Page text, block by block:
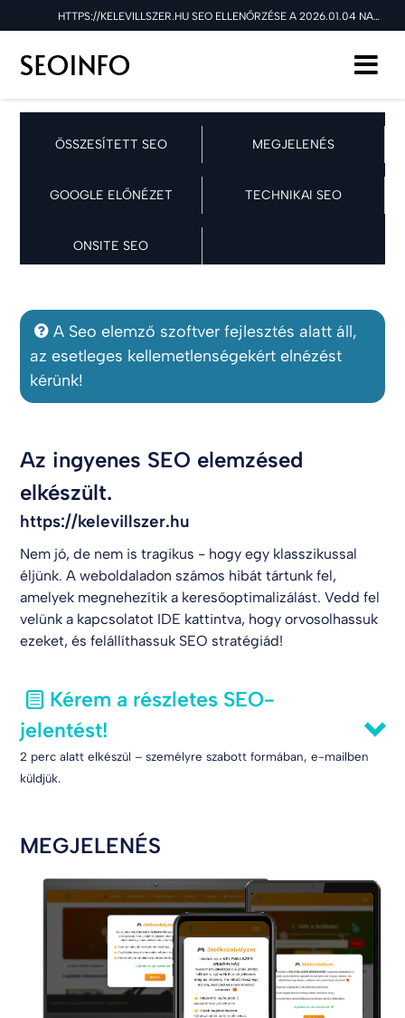
HTTPS://KELEVILLSZER.HU SEO ELLENŐRZÉSE A 2026.01.04 NAPON
ÖSSZESÍTETT SEO MEGJELENÉS
GOOGLE ELŐNÉZET TECHNIKAI SEO
ONSITE SEO
A Seo elemző szoftver fejlesztés alatt áll,
az esetleges kellemetlenségekért elnézést
kérünk!
Az ingyenes SEO elemzésed
elkészült.
https://kelevillszer.hu
Nem jó, de nem is tragikus - hogy egy klasszikussal
éljünk. A weboldaladon számos hibát tártunk fel,
amelyek megnehezítik a keresőoptimalizálást. Vedd fel
velünk a kapcsolatot IDE kattintva, hogy orvosolhassuk
ezeket, és felállíthassuk SEO stratégiád!
Kérem a részletes SEO-
jelentést!
2 perc alatt elkészül – személyre szabott formában, e-mailben
küldjük.
MEGJELENÉS